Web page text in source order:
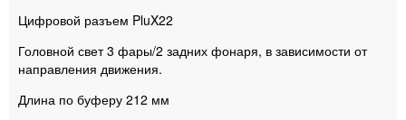
Цифровой разъем PluX22
Головной свет 3 фары/2 задних фонаря, в зависимости от
направления движения.
Длина по буферу 212 мм